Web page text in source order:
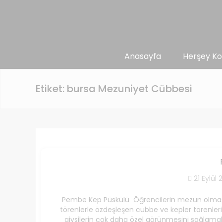
Anasayfa Herşey
Etiket: bursa Mezuniyet Cübbesi
21 Eylül
Pembe Kep Püskülü Öğrencilerin mezun
törenlerle özdeşleşen cübbe ve kepler
giysilerin çok daha özel görünmesini